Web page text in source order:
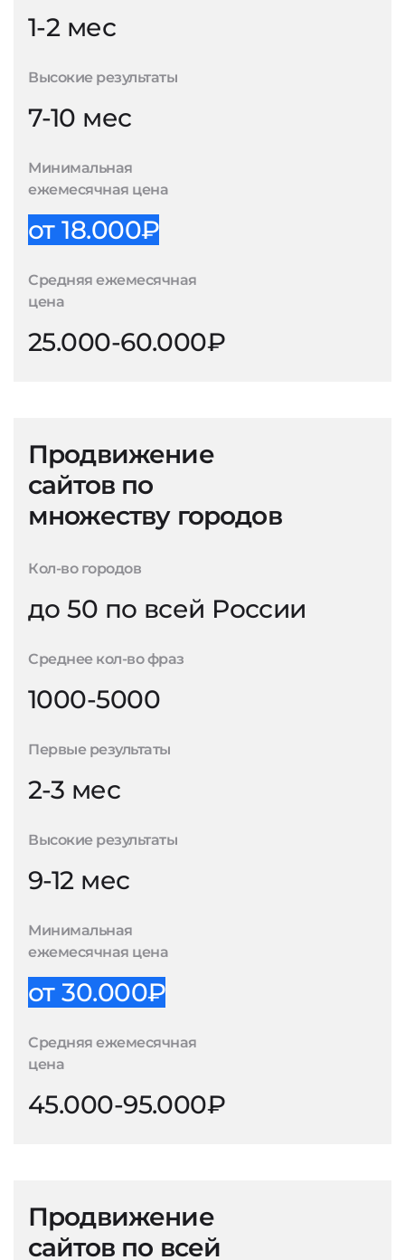
1-2 мес
Высокие результаты
7-10 мес
Минимальная
ежемесячная цена
от 18.000₽
Средняя ежемесячная
цена
25.000-60.000₽
Продвижение
сайтов по
множеству городов
Кол-во городов
до 50 по всей России
Среднее кол-во фраз
1000-5000
Первые результаты
2-3 мес
Высокие результаты
9-12 мес
Минимальная
ежемесячная цена
от 30.000₽
Средняя ежемесячная
цена
45.000-95.000₽
Продвижение
сайтов по всей